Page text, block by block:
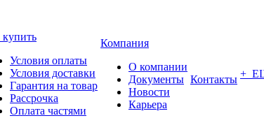
Условия оплаты
Условия доставки
Гарантия на товар
Рассрочка
Оплата частями
Компания
О компании
Документы
Новости
Карьера
Контакты +